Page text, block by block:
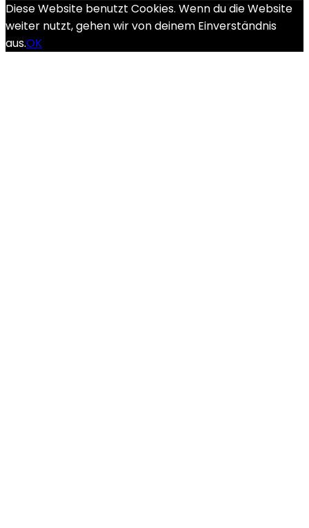
Diese Website benutzt Cookies. Wenn du die Website
weiter nutzt, gehen wir von deinem Einverständnis
aus.OK